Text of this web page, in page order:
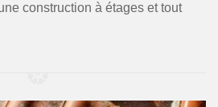
construction à étages et tout